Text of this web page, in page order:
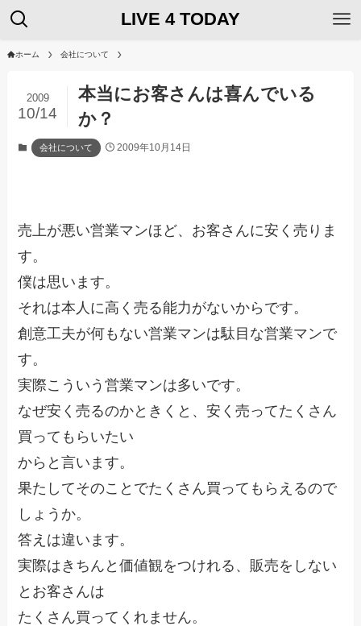
LIVE 4 TODAY
ホーム 会社について
本当にお客さんは喜んでいる
か？
2009
10/14
会社について 2009年10月14日
売上が悪い営業マンほど、お客さんに安く売りま
す。
僕は思います。
それは本人に高く売る能力がないからです。
創意工夫が何もない営業マンは駄目な営業マンで
す。
実際こういう営業マンは多いです。
なぜ安く売るのかときくと、安く売ってたくさん
買ってもらいたい
からと言います。
果たしてそのことでたくさん買ってもらえるので
しょうか。
答えは違います。
実際はきちんと価値観をつけれる、販売をしない
とお客さんは
たくさん買ってくれません。